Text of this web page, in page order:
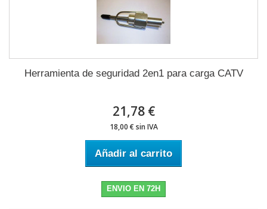
Herramienta de seguridad 2en1 para carga CATV
21,78 €
18,00 € sin IVA
Añadir al carrito
ENVIO EN 72H